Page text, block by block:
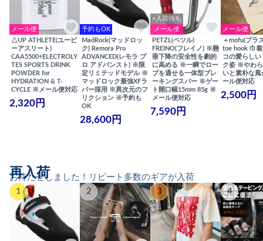
メール便
△UP ATHLETE(ユーピ
ーアスリート)
CAA5500+ELECTROLY
TES SPORTS DRINK
POWDER for
HYDRATION & T-
CYCLE ※メール便対応
2,320円
予約もOK
MadRock(マッドロッ
ク) Remora Pro
ADVANCED(レモラ プ
ロ アドバンスト) ※限
定リミテッドモデル ※
マッドロック最強XFラ
バー採用 ※異次元のフ
リクション ※予約も
OK
28,600円
×入荷待ち
メール便
PETZL(ペツル)
FREINO(フレイノ) ※懸
垂下降の安全性を劇的
に高める ※一瞬でロー
プを通せる一体型ブレ
ーキングスパー ※ゲー
ト開口幅15mm 85g ※
メール便対応
7,590円
メール便
＋mofu(プラ
toe hook 巾
コの愛らしい
ク姿 ※やわ
いと素朴な
ール便対応
2,500円
お待たせしました！リピート多数のギアが入荷
再入荷
1 2 3 4